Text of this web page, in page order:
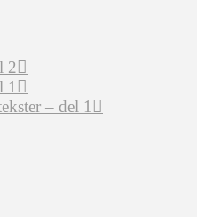
2
1
– del 1